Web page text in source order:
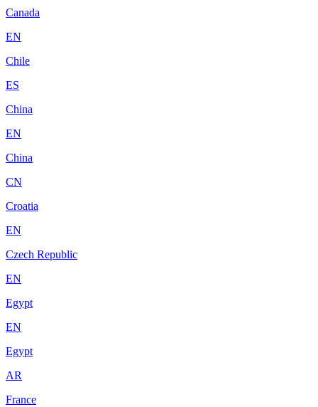
Canada
EN
Chile
ES
China
EN
China
CN
Croatia
EN
Czech Republic
EN
Egypt
EN
Egypt
AR
France